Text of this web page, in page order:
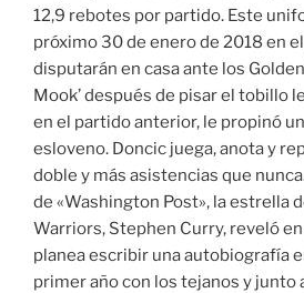
12,9 rebotes por partido. Este
próximo 30 de enero de 2018 en
disputarán en casa ante los
Mook’ después de pisar el tobillo
en el partido anterior, le propinó
esloveno. Doncic juega, anota y
doble y más asistencias que
de «Washington Post», la estrella
Warriors, Stephen Curry, reveló
planea escribir una autobiografía
primer año con los tejanos y junto